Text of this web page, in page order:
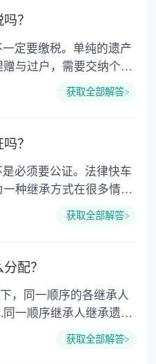
？
与过户，需要交纳个人
赠与过户是没有增值税
按房
0.05%缴纳 4. 土
记费：
获取全部解答>
？
种继承方式在很多情况
然，如果需要公正的也
，可以对遗产继承进行
获取全部解答>
配？
获取全部解答>